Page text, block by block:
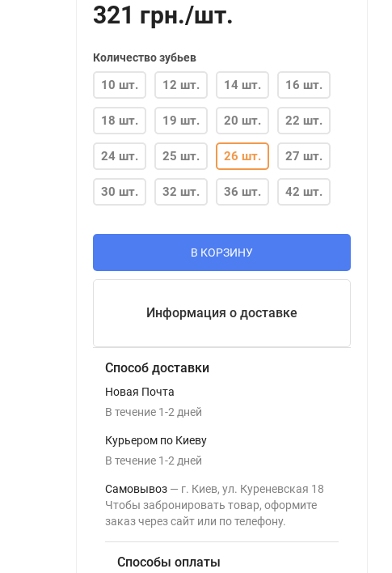
321 грн./шт.
Количество зубьев
10 шт. 12 шт. 14 шт. 16 шт.
18 шт. 19 шт. 20 шт. 22 шт.
24 шт. 25 шт. 26 шт. 27 шт.
30 шт. 32 шт. 36 шт. 42 шт.
В КОРЗИНУ
Информация о доставке
Способ доставки
Новая Почта
В течение 1-2 дней
Курьером по Киеву
В течение 1-2 дней
Самовывоз
г. Киев, ул. Куреневская 18
Чтобы забронировать товар, оформите
заказ через сайт или по телефону.
Способы оплаты